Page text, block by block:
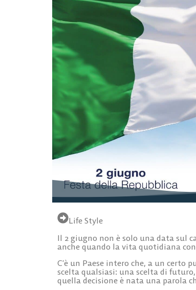
Life Style
Il 2 giugno non è solo una data sul
anche quando la vita quotidiana
C’è un Paese intero che, a un
scelta qualsiasi: una scelta di
quella decisione è nata una parola